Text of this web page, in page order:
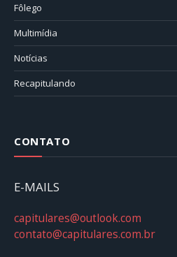
Fôlego
Multimídia
Notícias
Recapitulando
CONTATO
E-MAILS
capitulares@outlook.com
contato@capitulares.com.br